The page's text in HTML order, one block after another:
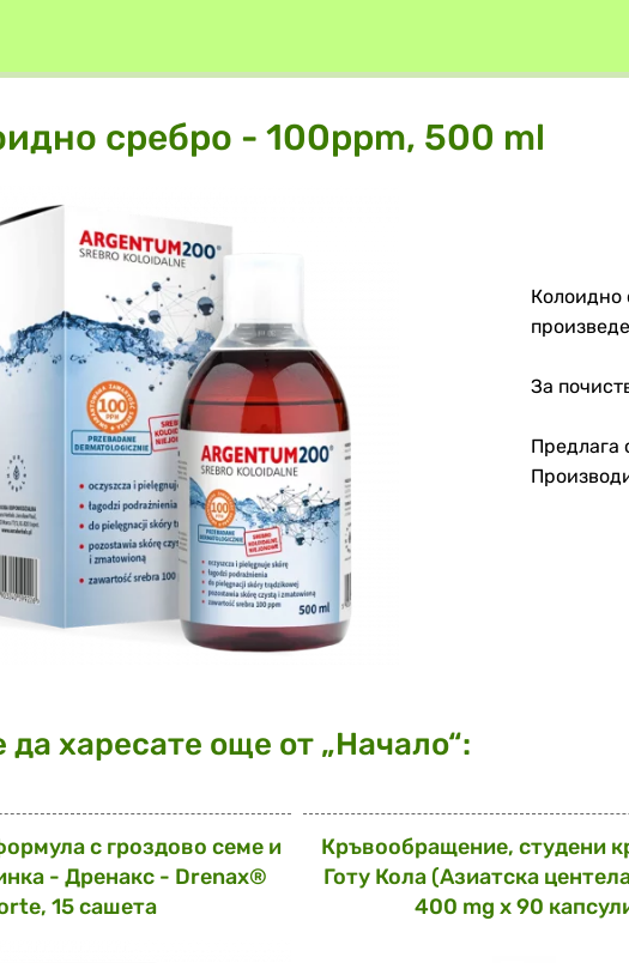
сребро - 100ppm, 500 ml
Колоидно
За
Предлага
харесате още от „Начало“:
с гроздово семе и
- Дренакс - Drenax®
15 сашета
Кръвообращение, студени
Готу Кола (Азиатска
400 mg x 90